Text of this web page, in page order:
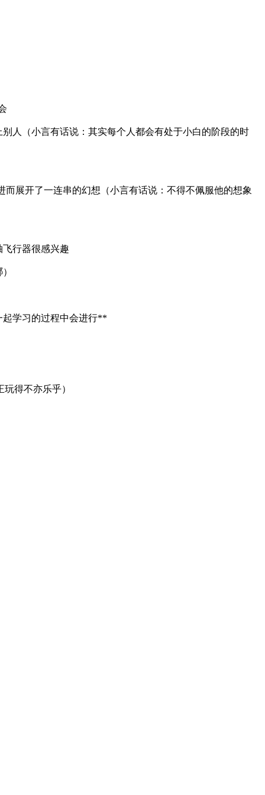
人（小言有话说：其实每个人都会有处于小白的阶段的时
展开了一连串的幻想（小言有话说：不得不佩服他的想象
行器很感兴趣
起学习的过程中会进行**
得不亦乐乎）